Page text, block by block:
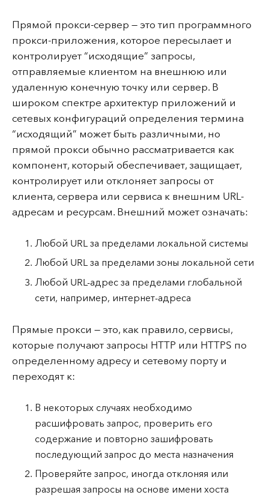
Прямой прокси-сервер — это тип программного
прокси-приложения, которое пересылает и
контролирует “исходящие” запросы,
отправляемые клиентом на внешнюю или
удаленную конечную точку или сервер. В
широком спектре архитектур приложений и
сетевых конфигураций определения термина
“исходящий” может быть различными, но
прямой прокси обычно рассматривается как
компонент, который обеспечивает, защищает,
контролирует или отклоняет запросы от
клиента, сервера или сервиса к внешним URL-
адресам и ресурсам. Внешний может означать:
Любой URL за пределами локальной системы
Любой URL за пределами зоны локальной сети
Любой URL-адрес за пределами глобальной
сети, например, интернет-адреса
Прямые прокси — это, как правило, сервисы,
которые получают запросы HTTP или HTTPS по
определенному адресу и сетевому порту и
переходят к:
В некоторых случаях необходимо
расшифровать запрос, проверить его
содержание и повторно зашифровать
последующий запрос до места назначения
Проверяйте запрос, иногда отклоняя или
разрешая запросы на основе имени хоста